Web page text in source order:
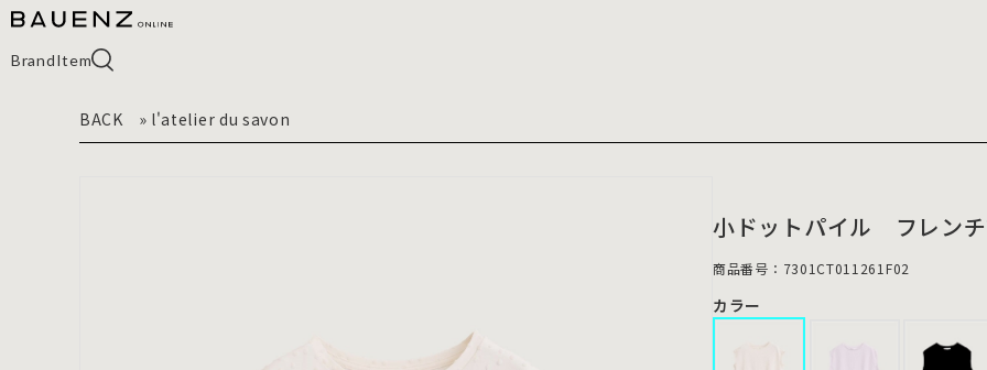
BrandItem
BACK » l'atelier du savon
小ドットパイル フレン
商品番号：7301CT011261F02
カラー